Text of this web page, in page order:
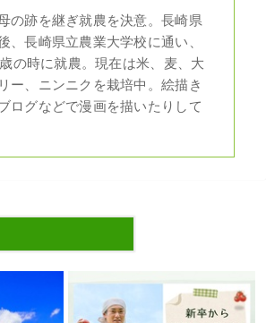
の跡を継ぎ就農を決意。長崎県
、長崎県立農業大学校に通い、
の時に就農。現在は米、麦、大
ー、ニンニクを栽培中。絵描き
ログなどで漫画を描いたりして